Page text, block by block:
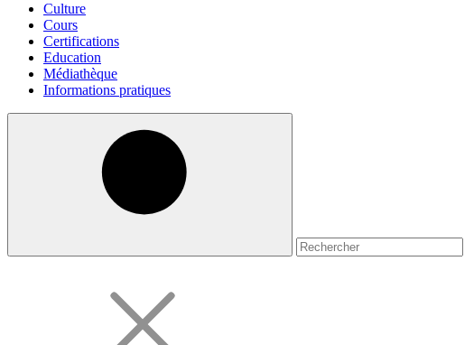
Culture
Cours
Certifications
Education
Médiathèque
Informations pratiques